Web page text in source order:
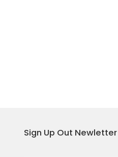
Sign Up Out Newletter